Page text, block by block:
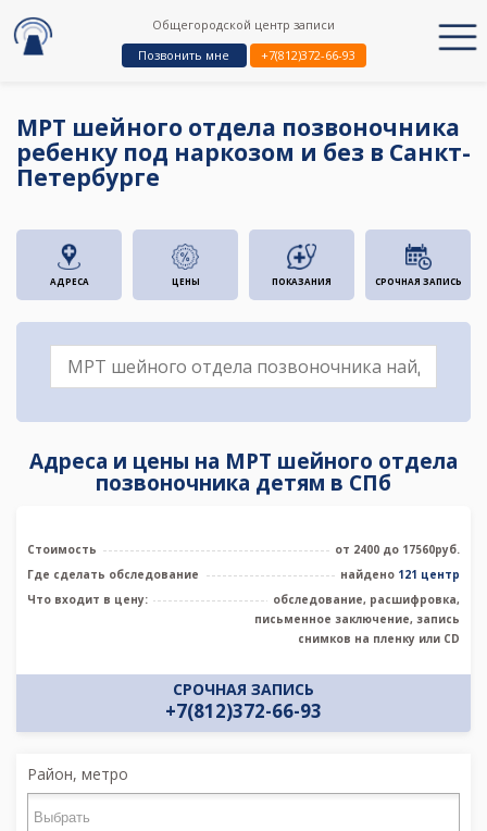
Общегородской центр записи
Позвонить мне
+7(812)372-66-93
МРТ шейного отдела позвоночника
ребенку под наркозом и без в Санкт-
Петербурге
АДРЕСА ЦЕНЫ ПОКАЗАНИЯ СРОЧНАЯ ЗАПИСЬ
Адреса и цены на МРТ шейного отдела
позвоночника детям в СПб
Стоимость
от 2400 до 17560руб.
Где сделать обследование
найдено 121 центр
Что входит в цену:
обследование, расшифровка,
письменное заключение, запись
снимков на пленку или CD
СРОЧНАЯ ЗАПИСЬ
+7(812)372-66-93
Район, метро